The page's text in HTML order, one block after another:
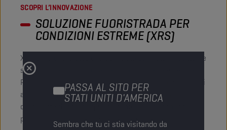
PASSA AL SITO PER
STATI UNITI D'AMERICA
Sembra che tu ci stia visitando da
SCOPRI L’INNOVAZIONE
SOLUZIONE FUORISTRADA PER
CONDIZIONI ESTREME (XRS)
XRS offre una protezione completa su motori, riduttori e
sistemi idraulici con una gamma compatta e dedicata.
Progettata per gestire i lavori più difficili: che si tratti di
affrontare carichi pesanti, lunghi periodi di inattività,
carburante di scarsa qualità o intervalli di scarico
prolungati, indipendentemente dal clima o dal terreno.